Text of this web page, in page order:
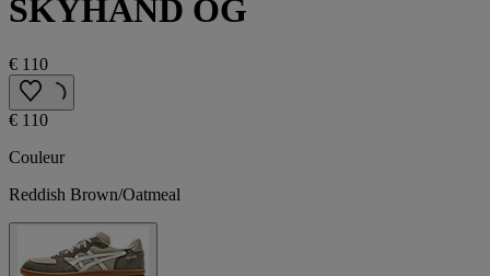
SKYHAND OG
€ 110
€ 110
Couleur
Reddish Brown/Oatmeal